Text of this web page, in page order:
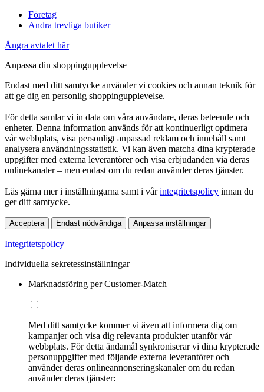
Företag
Andra trevliga butiker
Ångra avtalet här
Anpassa din shoppingupplevelse
Endast med ditt samtycke använder vi cookies och annan teknik för
att ge dig en personlig shoppingupplevelse.
För detta samlar vi in data om våra användare, deras beteende och
enheter. Denna information används för att kontinuerligt optimera
vår webbplats, visa personligt anpassad reklam och innehåll samt
analysera användningsstatistik. Vi kan även matcha dina krypterade
uppgifter med externa leverantörer och visa erbjudanden via deras
onlinekanaler – men endast om du redan använder deras tjänster.
Läs gärna mer i inställningarna samt i vårintegritetspolicy innan du
ger ditt samtycke.
Acceptera Endast nödvändiga Anpassa inställningar
Integritetspolicy
Individuella sekretessinställningar
Marknadsföring per Customer-Match
Med ditt samtycke kommer vi även att informera dig om
kampanjer och visa dig relevanta produkter utanför vår
webbplats. För detta ändamål synkroniserar vi dina krypterade
personuppgifter med följande externa leverantörer och
använder deras onlineannonseringskanaler om du redan
använder deras tjänster: